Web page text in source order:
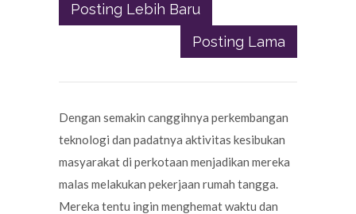
Posting Lebih Baru
Posting Lama
Dengan semakin canggihnya perkembangan
teknologi dan padatnya aktivitas kesibukan
masyarakat di perkotaan menjadikan mereka
malas melakukan pekerjaan rumah tangga.
Mereka tentu ingin menghemat waktu dan